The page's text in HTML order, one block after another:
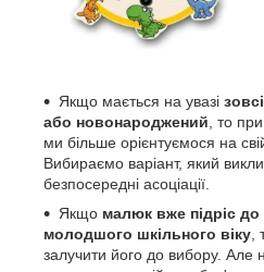
Якщо мається на увазі
або новонароджений, то
ми більше орієнтуємося на
Вибираємо варіант, який
безпосередні асоціації.
Якщо малюк вже підріс
молодшого шкільного віку,
залучити його до вибору. Але